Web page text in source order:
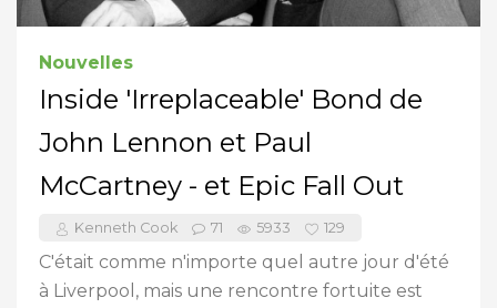
Nouvelles
Inside 'Irreplaceable' Bond de
John Lennon et Paul
McCartney - et Epic Fall Out
Kenneth Cook 71 5933 129
C'était comme n'importe quel autre jour d'été
à Liverpool, mais une rencontre fortuite est